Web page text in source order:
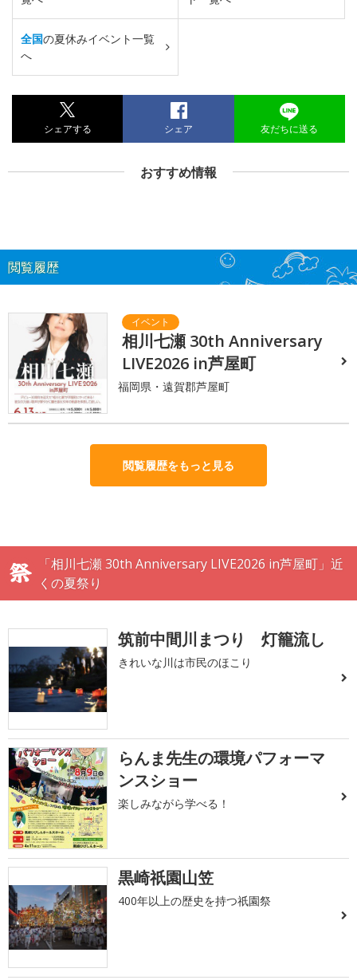
全国の夏休みイベント一覧
へ
シェアする シェア 友だちに送る
おすすめ情報
閲覧履歴
相川七瀬 30th Anniversary
LIVE2026 in芦屋町
福岡県・遠賀郡芦屋町
閲覧履歴をもっと見る
「相川七瀬 30th Anniversary LIVE2026 in芦屋町」近
くの夏祭り
筑前中間川まつり 灯籠流し
きれいな川は市民のほこり
らんま先生の環境パフォーマ
ンスショー
楽しみながら学べる！
黒崎祇園山笠
400年以上の歴史を持つ祇園祭